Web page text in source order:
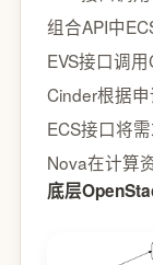
组合API中
EVS接口调
Cinder根据
ECS接口将
Nova在计算
底层